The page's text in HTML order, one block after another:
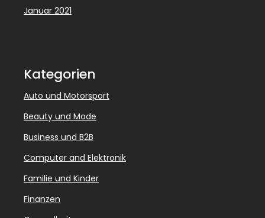
Januar 2021
Kategorien
Auto und Motorsport
Beauty und Mode
Business und B2B
Computer and Elektronik
Familie und Kinder
Finanzen